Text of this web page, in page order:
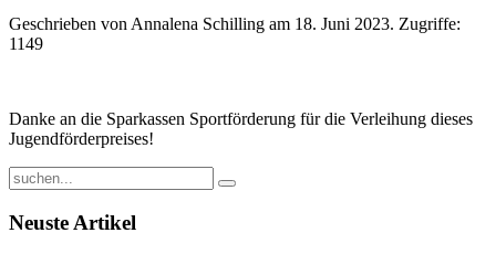
Geschrieben von Annalena Schilling am 18. Juni 2023. Zugriffe:
1149
Danke an die Sparkassen Sportförderung für die Verleihung dieses
Jugendförderpreises!
Neuste Artikel